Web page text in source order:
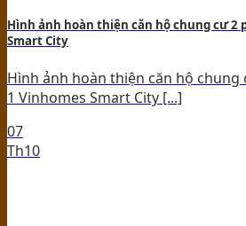
Hình ảnh hoàn thiện căn hộ chung cư 2
Smart City
Hình ảnh hoàn thiện căn hộ chung
1 Vinhomes Smart City [...]
07
Th10